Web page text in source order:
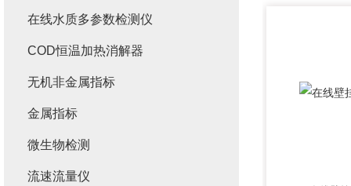
在线水质多参数检测仪
COD恒温加热消解器
无机非金属指标
金属指标
微生物检测
流速流量仪